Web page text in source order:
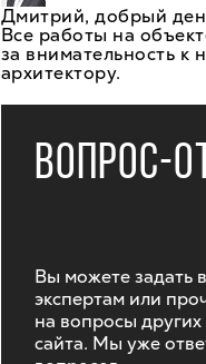
Дмитрий, добрый
Все работы на
за внимательность
архитектору.
ВОПРОС-
Вы можете задать
экспертам или
на вопросы других
сайта. Мы уже